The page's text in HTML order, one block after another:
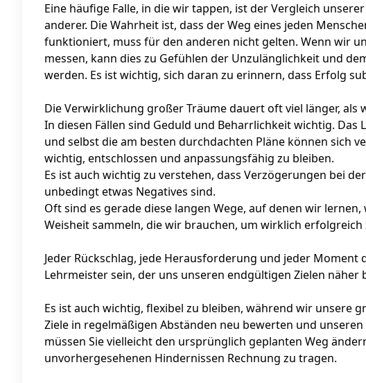
Eine häufige Falle, in die wir tappen, ist der Vergleich
anderer. Die Wahrheit ist, dass der Weg eines jeden
funktioniert, muss für den anderen nicht gelten. Wenn wir
messen, kann dies zu Gefühlen der Unzulänglichkeit und
werden. Es ist wichtig, sich daran zu erinnern, dass Erfolg
Die Verwirklichung großer Träume dauert oft viel länger, als
In diesen Fällen sind Geduld und Beharrlichkeit wichtig. Das
und selbst die am besten durchdachten Pläne können sich
wichtig, entschlossen und anpassungsfähig zu bleiben.
Es ist auch wichtig zu verstehen, dass Verzögerungen bei
unbedingt etwas Negatives sind.
Oft sind es gerade diese langen Wege, auf denen wir
Weisheit sammeln, die wir brauchen, um wirklich erfolgreich
Jeder Rückschlag, jede Herausforderung und jeder Moment
Lehrmeister sein, der uns unseren endgültigen Zielen näher
Es ist auch wichtig, flexibel zu bleiben, während wir unsere
Ziele in regelmäßigen Abständen neu bewerten und
müssen Sie vielleicht den ursprünglich geplanten Weg
unvorhergesehenen Hindernissen Rechnung zu tragen.